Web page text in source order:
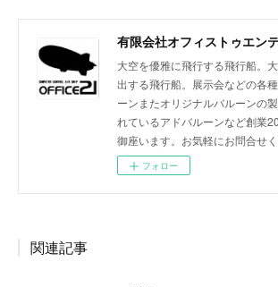
大空を優雅に飛行する飛行船。
出する飛行船。展示会などの各
ーンまたオリジナルバルーンの
れているアドバルーンなど創業
御座います。お気軽にお問合せく
フォロー
関連記事